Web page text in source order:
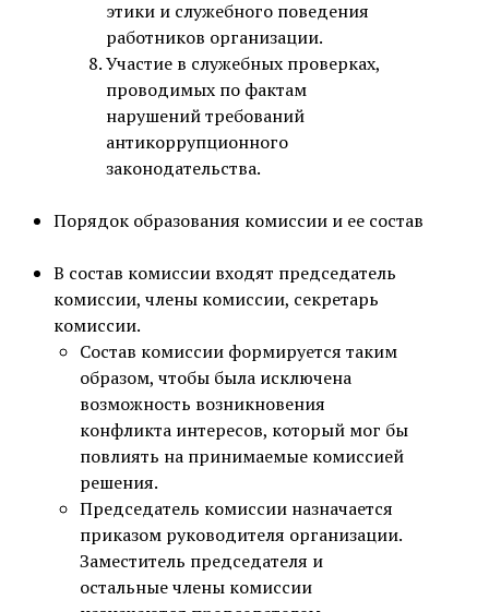
этики и служебного поведения
работников организации.
Участие в служебных проверках,
проводимых по фактам
нарушений требований
антикоррупционного
законодательства.
Порядок образования комиссии и ее состав
В состав комиссии входят председатель
комиссии, члены комиссии, секретарь
комиссии.
Состав комиссии формируется таким
образом, чтобы была исключена
возможность возникновения
конфликта интересов, который мог бы
повлиять на принимаемые комиссией
решения.
Председатель комиссии назначается
приказом руководителя организации.
Заместитель председателя и
остальные члены комиссии